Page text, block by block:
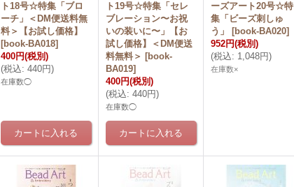
ト18号☆特集「ブロ
ーチ」＜DM便送料無
料＞【お試し価格】
[book-BA018]
400円(税別)
(税込: 440円)
在庫数◯
ト19号☆特集「セレ
ブレーション〜お祝
いの装いに〜」【お
試し価格】＜DM便送
料無料＞ [book-
BA019]
400円(税別)
(税込: 440円)
在庫数◯
ーズアート20号☆特
集「ビーズ刺しゅ
う」
[book-BA020]
952円(税別)
(税込: 1,048円)
在庫数×